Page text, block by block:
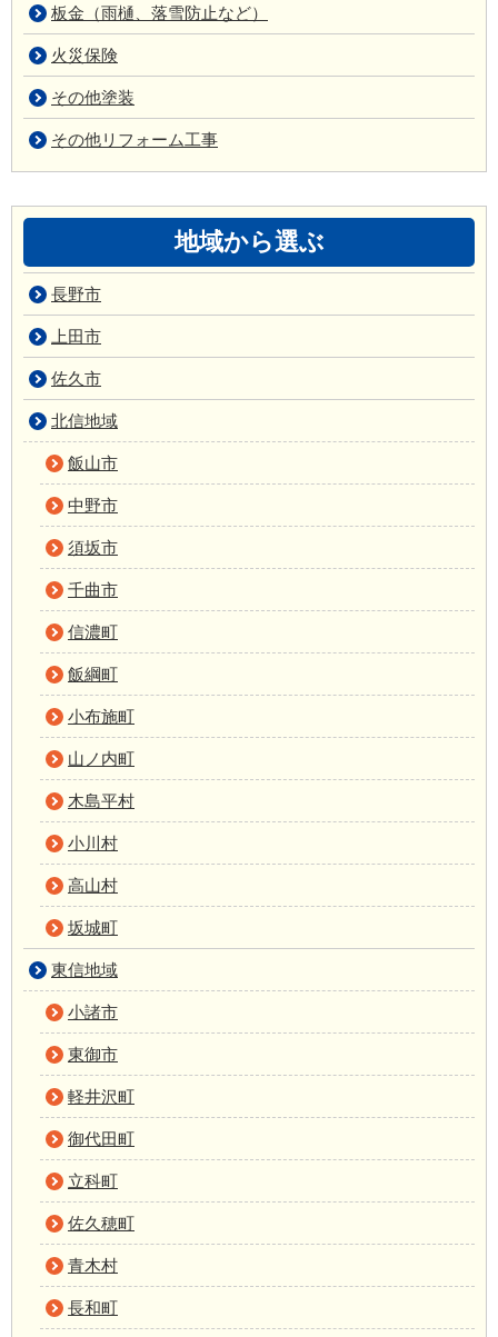
板金（雨樋、落雪防止など）
火災保険
その他塗装
その他リフォーム工事
地域から選ぶ
長野市
上田市
佐久市
北信地域
飯山市
中野市
須坂市
千曲市
信濃町
飯綱町
小布施町
山ノ内町
木島平村
小川村
高山村
坂城町
東信地域
小諸市
東御市
軽井沢町
御代田町
立科町
佐久穂町
青木村
長和町